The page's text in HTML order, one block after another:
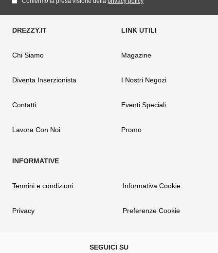
Chi Siamo
Diventa Inserzionista
Contatti
Lavora Con Noi
Magazine
I Nostri Negozi
Eventi Speciali
Promo
Termini e condizioni
Privacy
Informativa Cookie
Preferenze Cookie